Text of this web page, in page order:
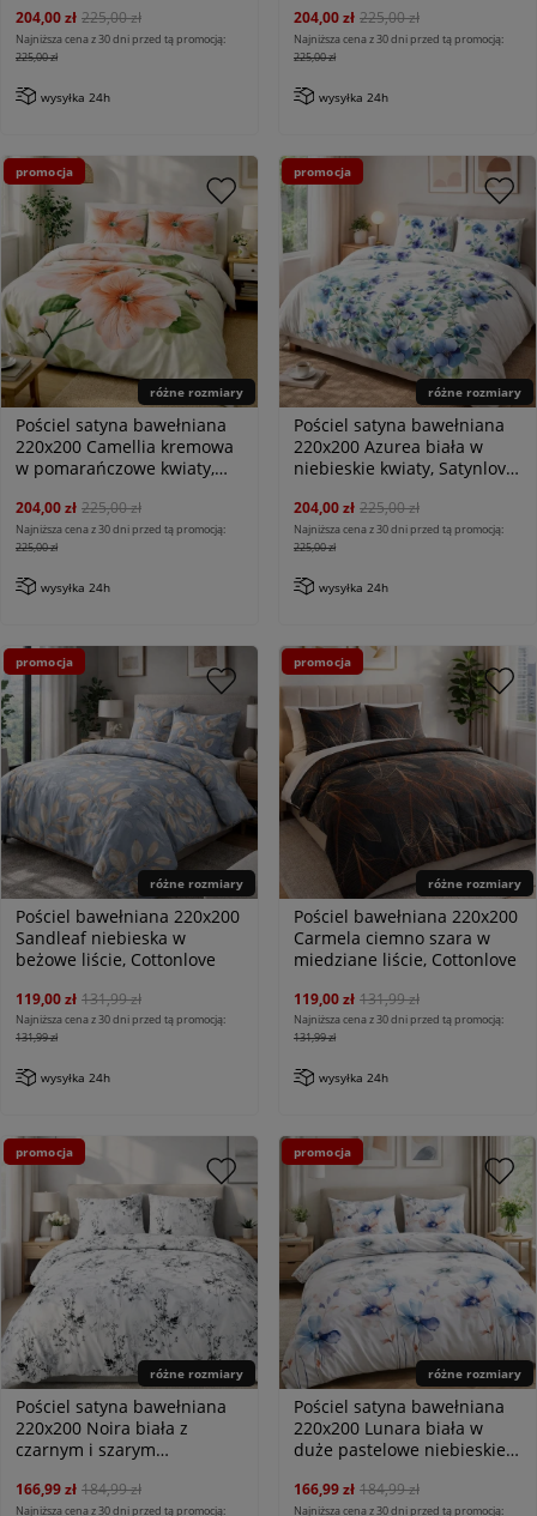
204,00 zł 225,00 zł
Najniższa cena z 30 dni przed tą promocją:
225,00 zł
wysyłka 24h
Premium
204,00 zł 225,00 zł
Najniższa cena z 30 dni przed tą promocją:
225,00 zł
wysyłka 24h
różne rozmiary
Pościel satyna bawełniana
220x200 Camellia kremowa
w pomarańczowe kwiaty,
204,00 zł 225,00 zł
Najniższa cena z 30 dni przed tą promocją:
225,00 zł
wysyłka 24h
promocja
różne rozmiary
Pościel satyna bawełniana
220x200 Azurea biała w
niebieskie kwiaty, Satynlove
204,00 zł 225,00 zł
Najniższa cena z 30 dni przed tą promocją:
225,00 zł
wysyłka 24h
promocja
różne rozmiary
Pościel bawełniana 220x200
Sandleaf niebieska w
beżowe liście, Cottonlove
119,00 zł 131,99 zł
Najniższa cena z 30 dni przed tą promocją:
131,99 zł
wysyłka 24h
promocja
różne rozmiary
Pościel bawełniana 220x200
Carmela ciemno szara w
miedziane liście, Cottonlove
119,00 zł 131,99 zł
Najniższa cena z 30 dni przed tą promocją:
131,99 zł
wysyłka 24h
promocja
różne rozmiary
Pościel satyna bawełniana
220x200 Noira biała z
czarnym i szarym
Satynlove
166,99 zł 184,99 zł
Najniższa cena z 30 dni przed tą promocją:
promocja
różne rozmiary
Pościel satyna bawełniana
220x200 Lunara biała w
duże pastelowe niebieskie
166,99 zł 184,99 zł
Najniższa cena z 30 dni przed tą promocją:
promocja